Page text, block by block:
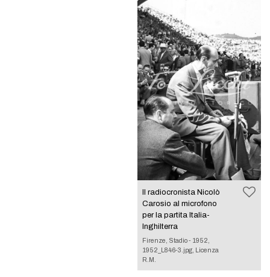
Il radiocronista Nicolò
Carosio al microfono
per la partita Italia-
Inghilterra
Firenze, Stadio - 1952,
1952_L846-3.jpg, Licenza
R.M.